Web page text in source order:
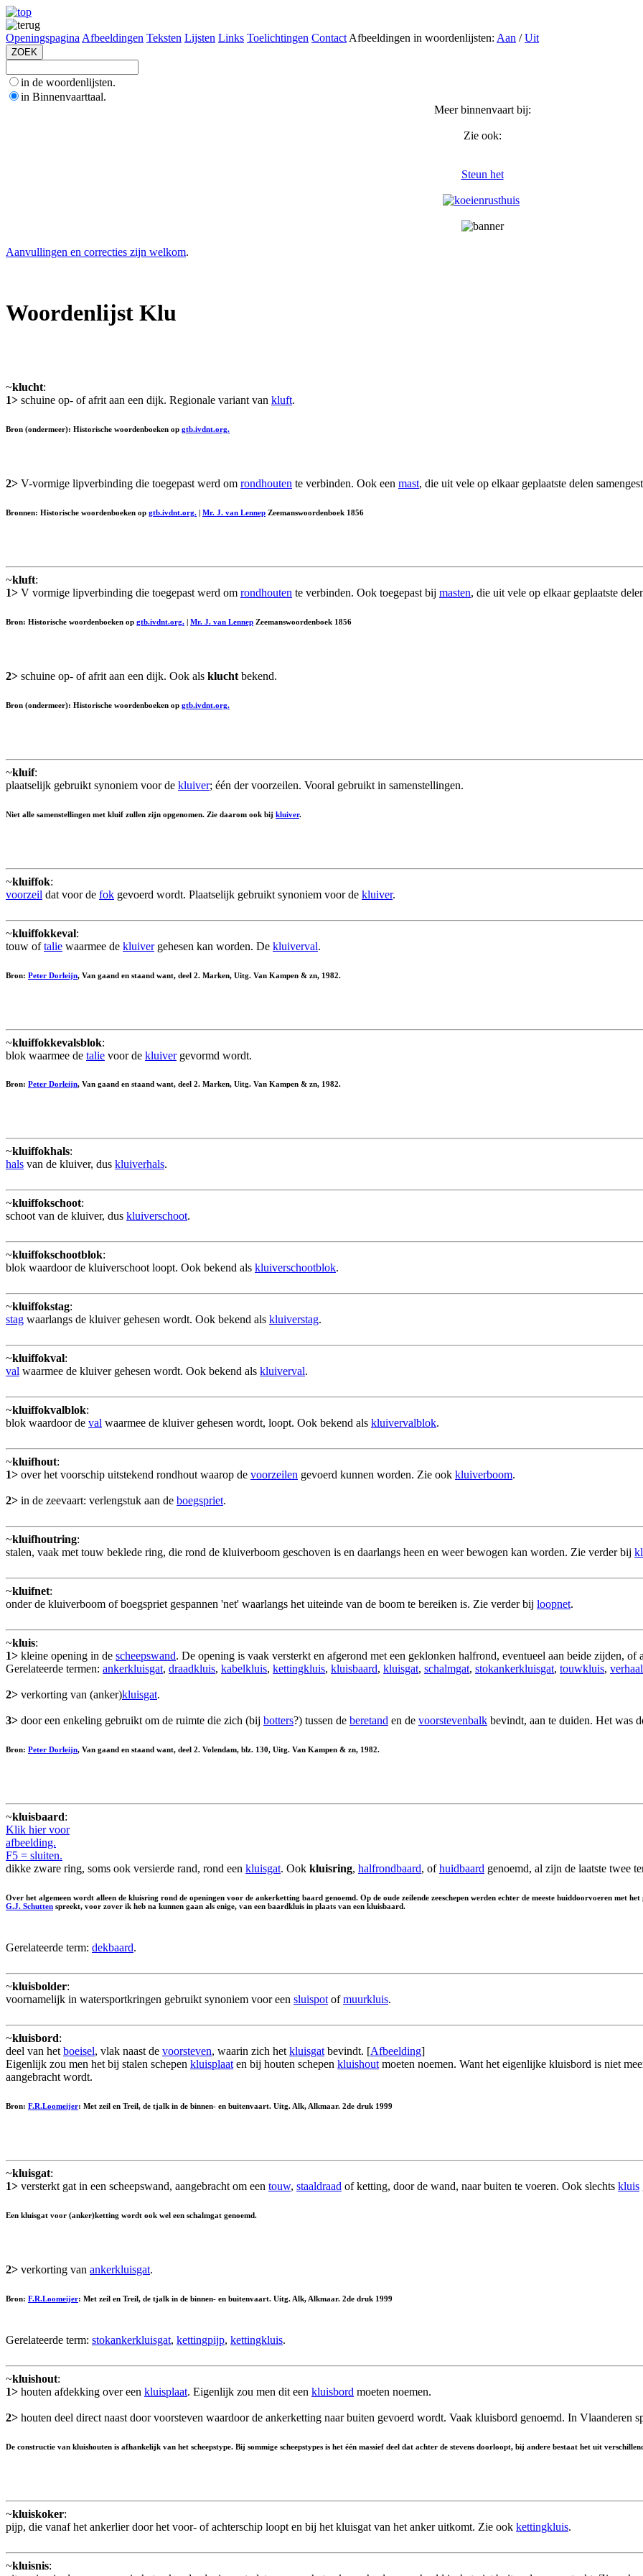
Openingspagina Afbeeldingen Teksten Lijsten Links Toelichtingen Contact Afbeeldingen in woordenlijsten: Aan /Uit
in de woordenlijsten.
in Binnenvaarttaal.
Meer binnenvaart bij:
Zie ook:
Steun het
Aanvullingen en correcties zijn welkom.
Woordenlijst Klu
~klucht:
1> schuine op- of afrit aan een dijk. Regionale variant van kluft.
Bron (ondermeer): Historische woordenboeken op gtb.ivdnt.org.
2> V-vormige lipverbinding die toegepast werd om rondhouten te verbinden. Ook een mast, die uit vele op elkaar geplaatste delen
Bronnen: Historische woordenboeken op gtb.ivdnt.org. | Mr. J. van Lennep Zeemanswoordenboek 1856
~kluft:
1> V vormige lipverbinding die toegepast werd om rondhouten te verbinden. Ook toegepast bij masten, die uit vele op elkaar geplaatste
Bron: Historische woordenboeken op gtb.ivdnt.org. | Mr. J. van Lennep Zeemanswoordenboek 1856
2> schuine op- of afrit aan een dijk. Ook als klucht bekend.
Bron (ondermeer): Historische woordenboeken op gtb.ivdnt.org.
~kluif:
plaatselijk gebruikt synoniem voor de kluiver; één der voorzeilen. Vooral gebruikt in samenstellingen.
Niet alle samenstellingen met kluif zullen zijn opgenomen. Zie daarom ook bij kluiver.
~kluiffok:
voorzeil dat voor de fok gevoerd wordt. Plaatselijk gebruikt synoniem voor de kluiver.
~kluiffokkeval:
touw oftalie waarmee de kluivergehesen kan worden. De kluiverval.
Bron: Peter Dorleijn, Van gaand en staand want, deel 2. Marken, Uitg. Van Kampen & zn, 1982.
~kluiffokkevalsblok:
blok waarmee de talie voor de kluivergevormd wordt.
Bron: Peter Dorleijn, Van gaand en staand want, deel 2. Marken, Uitg. Van Kampen & zn, 1982.
~kluiffokhals:
hals van de kluiver, dus kluiverhals.
~kluiffokschoot:
schoot van de kluiver, dus kluiverschoot.
~kluiffokschootblok:
blok waardoor de kluiverschoot loopt. Ook bekend als kluiverschootblok.
~kluiffokstag:
stag waarlangs de kluiver gehesen wordt. Ook bekend als kluiverstag.
~kluiffokval:
val waarmee de kluiver gehesen wordt. Ook bekend als kluiverval.
~kluiffokvalblok:
blok waardoor de val waarmee de kluiver gehesen wordt, loopt. Ook bekend als kluivervalblok.
~kluifhout:
1> over het voorschip uitstekend rondhout waarop de voorzeilen gevoerd kunnen worden. Zie ook kluiverboom.
2> in de zeevaart: verlengstuk aan de boegspriet.
~kluifhoutring:
stalen, vaak met touw beklede ring, die rond de kluiverboom geschoven is en daarlangs heen en weer bewogen kan worden. Zie verder bij
~kluifnet:
onder de kluiverboom of boegspriet gespannen 'net' waarlangs het uiteinde van de boom te bereiken is. Zie verder bij loopnet.
~kluis:
1> kleine opening in de scheepswand. De opening is vaak versterkt en afgerond met een geklonken halfrond, eventueel aan beide zijden, of
Gerelateerde termen: ankerkluisgat, draadkluis, kabelkluis, kettingkluis, kluisbaard, kluisgat, schalmgat, stokankerkluisgat, touwkluis,
2> verkorting van (anker)kluisgat.
3> door een enkeling gebruikt om de ruimte die zich (bij botters?) tussen de beretand en de voorstevenbalk bevindt, aan te duiden. Het was
Bron: Peter Dorleijn, Van gaand en staand want, deel 2. Volendam, blz. 130, Uitg. Van Kampen & zn, 1982.
~kluisbaard:
Klik hier voor
afbeelding.
F5 = sluiten.
dikke zware ring, soms ook versierde rand, rond een kluisgat. Ook kluisring, halfrondbaard, ofhuidbaard genoemd, al zijn de laatste twee
Over het algemeen wordt alleen de kluisring rond de openingen voor de ankerketting baard genoemd. Op de oude zeilende zeeschepen werden echter de meeste huiddoorvoeren met
G.J. Schutten spreekt, voor zover ik heb na kunnen gaan als enige, van een baardkluis in plaats van een kluisbaard.
Gerelateerde term: dekbaard.
~kluisbolder:
voornamelijk in watersportkringen gebruikt synoniem voor een sluispot ofmuurkluis.
~kluisbord:
deel van het boeisel, vlak naast de voorsteven, waarin zich het kluisgat bevindt. [Afbeelding]
Eigenlijk zou men het bij stalen schepen kluisplaat en bij houten schepen kluishout moeten noemen. Want het eigenlijke kluisbord is niet
aangebracht wordt.
Bron: F.R.Loomeijer: Met zeil en Treil, de tjalk in de binnen- en buitenvaart. Uitg. Alk, Alkmaar. 2de druk 1999
~kluisgat:
1> versterkt gat in een scheepswand, aangebracht om een touw, staaldraad of ketting, door de wand, naar buiten te voeren. Ook slechts kluis
Een kluisgat voor (anker)ketting wordt ook wel een schalmgat genoemd.
2> verkorting van ankerkluisgat.
Bron: F.R.Loomeijer: Met zeil en Treil, de tjalk in de binnen- en buitenvaart. Uitg. Alk, Alkmaar. 2de druk 1999
Gerelateerde term: stokankerkluisgat, kettingpijp, kettingkluis.
~kluishout:
1> houten afdekking over een kluisplaat. Eigenlijk zou men dit een kluisbord moeten noemen.
2> houten deel direct naast door voorsteven waardoor de ankerketting naar buiten gevoerd wordt. Vaak kluisbord genoemd. In Vlaanderen
De constructie van kluishouten is afhankelijk van het scheepstype. Bij sommige scheepstypes is het één massief deel dat achter de stevens doorloopt, bij andere bestaat het uit
~kluiskoker:
pijp, die vanaf het ankerlier door het voor- of achterschip loopt en bij het kluisgat van het anker uitkomt. Zie ook kettingkluis.
~kluisnis: